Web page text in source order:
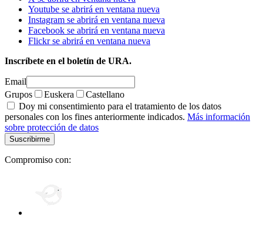
Youtube se abrirá en ventana nueva
Instagram se abrirá en ventana nueva
Facebook se abrirá en ventana nueva
Flickr se abrirá en ventana nueva
Inscríbete en el boletín de URA.
Email
Grupos
Euskera
Castellano
Doy mi consentimiento para el tratamiento de los datos
personales con los fines anteriormente indicados. Más información
sobre protección de datos
Compromiso con: